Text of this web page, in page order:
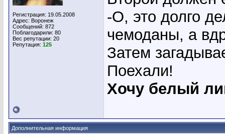
Регистрация: 19.05.2008
Адрес: Воронеж
Сообщений: 872
Поблагодарили: 80
Вес репутации: 20
Репутация: 125
-О, это долго
чемоданы, а
Затем
Поехали!
Хочу белый
Дополнительная информация